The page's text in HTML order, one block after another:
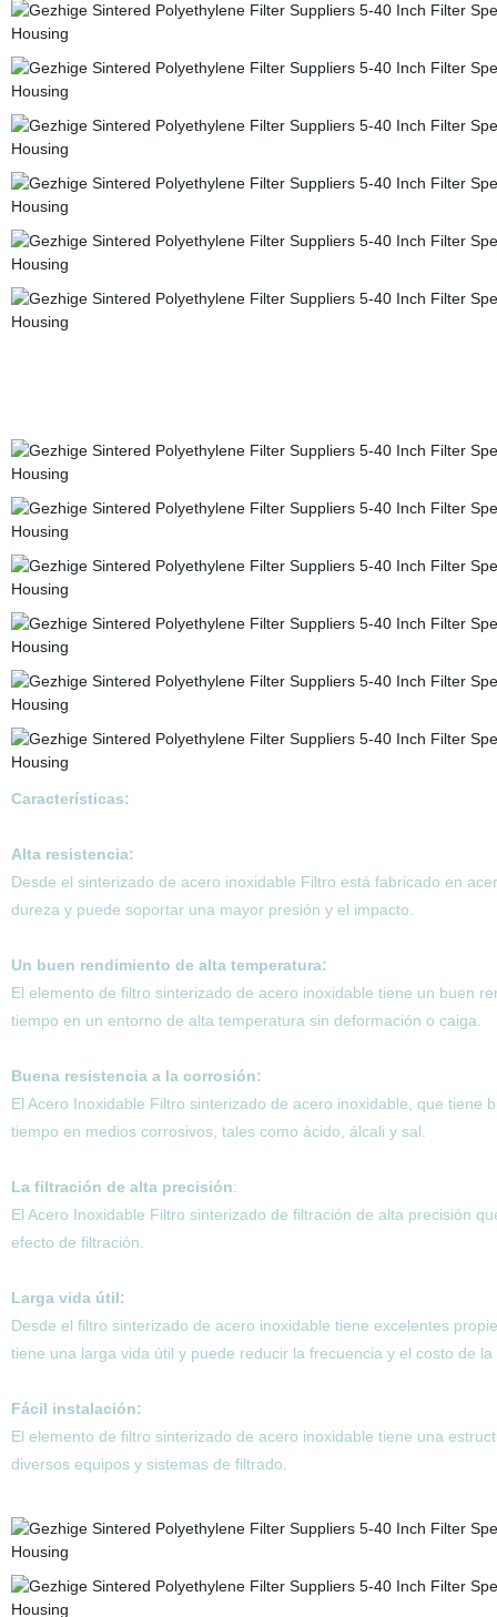
Características:
Alta resistencia:
Desde el sinterizado de acero inoxidable Filtro está fabricado en
dureza y puede soportar una mayor presión y el impacto.
Un buen rendimiento de alta temperatura:
El elemento de filtro sinterizado de acero inoxidable tiene un buen
tiempo en un entorno de alta temperatura sin deformación o caiga.
Buena resistencia a la corrosión:
El Acero Inoxidable Filtro sinterizado de acero inoxidable, que
tiempo en medios corrosivos, tales como ácido, álcali y sal.
La filtración de alta precisión:
El Acero Inoxidable Filtro sinterizado de filtración de alta precisión
efecto de filtración.
Larga vida útil:
Desde el filtro sinterizado de acero inoxidable tiene excelentes
tiene una larga vida útil y puede reducir la frecuencia y el costo de
Fácil instalación:
El elemento de filtro sinterizado de acero inoxidable tiene una
diversos equipos y sistemas de filtrado.